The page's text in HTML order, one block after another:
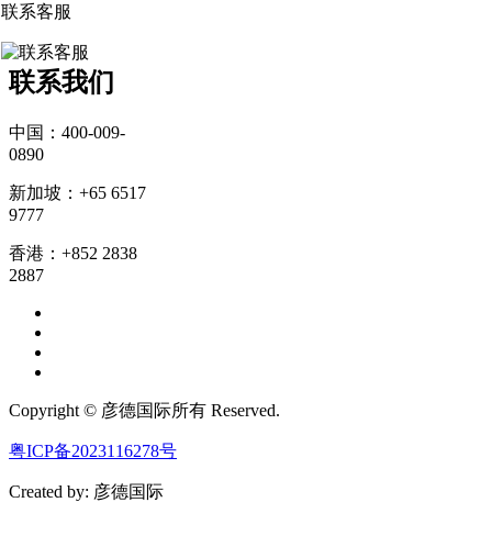
联系客服
联系我们
中国：400-009-
0890
新加坡：+65 6517
9777
香港：+852 2838
2887
Copyright © 彦德国际所有 Reserved.
粤ICP备2023116278号
Created by: 彦德国际